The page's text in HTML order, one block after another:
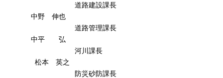
道路建設課長
中野 伸也
道路管理課長
中平 弘
河川課長
松本 英之
防災砂防課長